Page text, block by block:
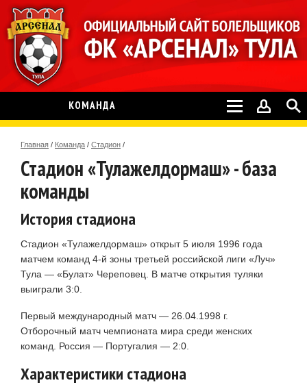
КОМАНДА
Главная / Команда / Стадион /
Стадион «Тулажелдормаш» - база
команды
История стадиона
Стадион «Тулажелдормаш» открыт 5 июля 1996 года
матчем команд 4-й зоны третьей российской лиги «Луч»
Тула — «Булат» Череповец. В матче открытия туляки
выиграли 3:0.
Первый международный матч — 26.04.1998 г.
Отборочный матч чемпионата мира среди женских
команд. Россия — Португалия — 2:0.
Характеристики стадиона